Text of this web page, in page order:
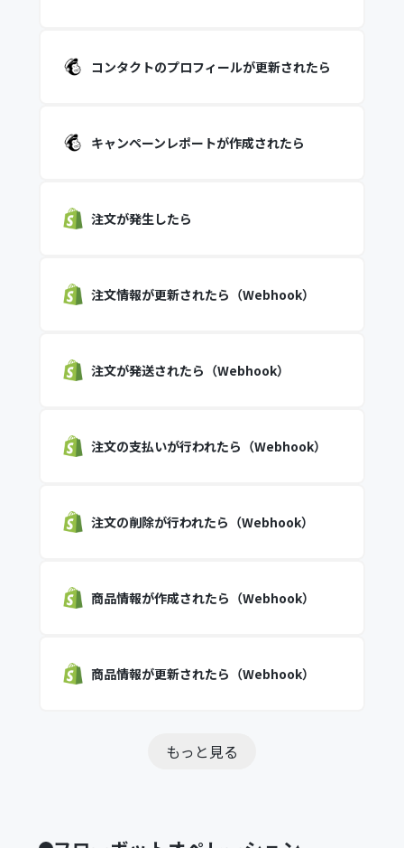
コンタクトのプロフィールが更新されたら
キャンペーンレポートが作成されたら
注文が発生したら
注文情報が更新されたら（Webhook）
注文が発送されたら（Webhook）
注文の支払いが行われたら（Webhook）
注文の削除が行われたら（Webhook）
商品情報が作成されたら（Webhook）
商品情報が更新されたら（Webhook）
もっと見る